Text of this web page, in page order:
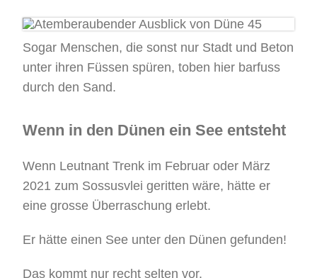
Sogar Menschen, die sonst nur Stadt und Beton
unter ihren Füssen spüren, toben hier barfuss
durch den Sand.
Wenn in den Dünen ein See entsteht
Wenn Leutnant Trenk im Februar oder März
2021 zum Sossusvlei geritten wäre, hätte er
eine grosse Überraschung erlebt.
Er hätte einen See unter den Dünen gefunden!
Das kommt nur recht selten vor.